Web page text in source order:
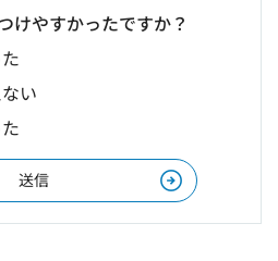
けやすかったですか？
い